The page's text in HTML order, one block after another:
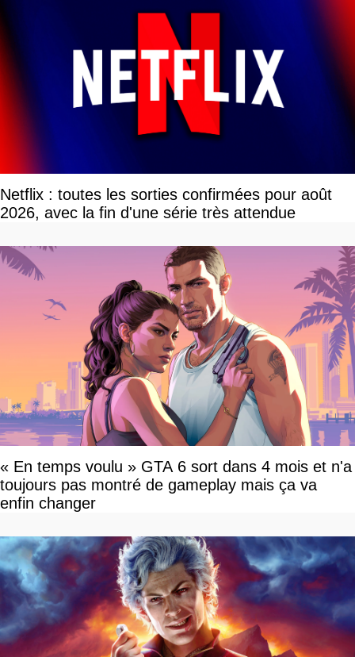
Netflix : toutes les sorties confirmées pour août
2026, avec la fin d'une série très attendue
« En temps voulu » GTA 6 sort dans 4 mois et n'a
toujours pas montré de gameplay mais ça va
enfin changer